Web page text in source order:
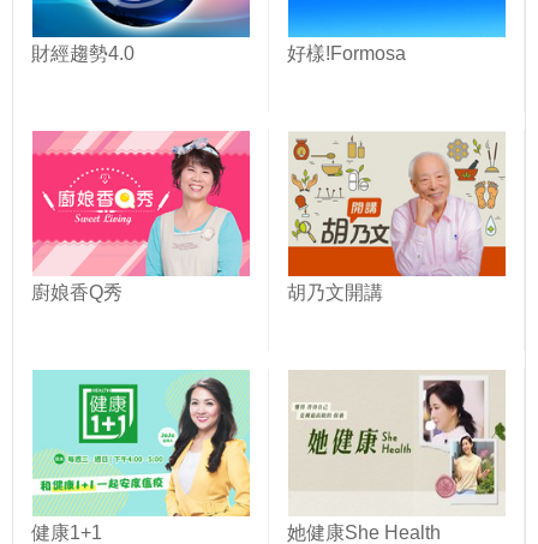
財經趨勢4.0 好樣!Formosa
廚娘香Q秀 胡乃文開講
健康1+1 她健康She Health